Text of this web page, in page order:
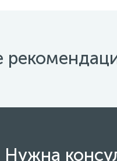
Нужна